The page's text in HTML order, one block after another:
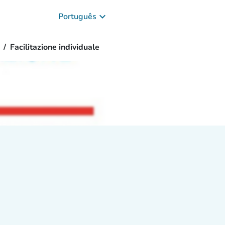
Português keyboard_arrow_down
Facilitazione individuale